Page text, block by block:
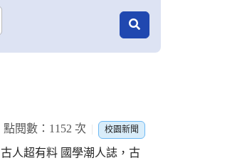
點閱數：1152 次 校園新聞
學潮人誌，古